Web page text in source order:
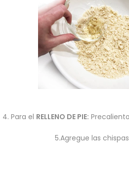
4. Para el RELLENO DE PIE:
5.Agregue las